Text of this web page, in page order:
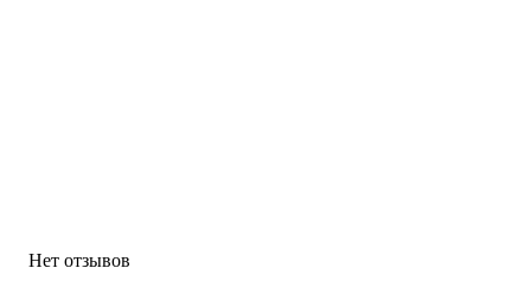
Нет отзывов